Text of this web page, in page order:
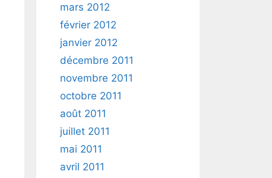
mars 2012
février 2012
janvier 2012
décembre 2011
novembre 2011
octobre 2011
août 2011
juillet 2011
mai 2011
avril 2011